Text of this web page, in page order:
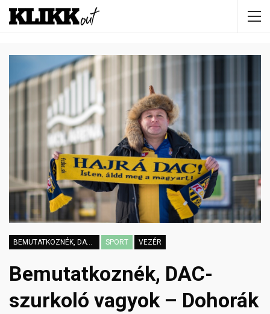
BEMUTATKOZNÉK, DAC-SZURKOLÓ VAGYOK SPORT VEZÉR
Bemutatkoznék, DAC-
szurkoló vagyok – Dohorák